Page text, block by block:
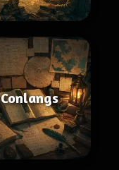
Conlangs